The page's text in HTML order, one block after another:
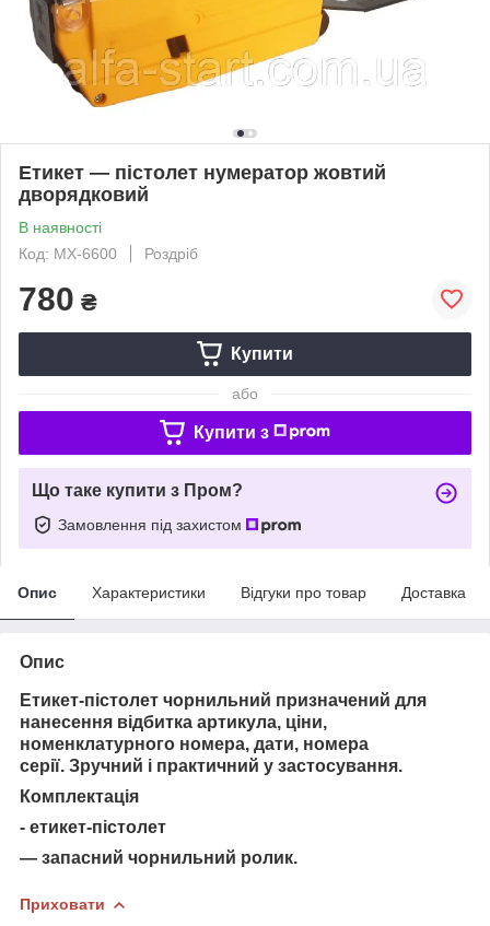
Етикет — пістолет нумератор жовтий
дворядковий
В наявності
Код: МХ-6600
Роздріб
780 ₴
Купити
або
Купити з
Що таке купити з Пром?
Замовлення під захистом
Опис Характеристики Відгуки про товар Доставка
Опис
Етикет-пістолет чорнильний призначений для
нанесення відбитка артикула, ціни,
номенклатурного номера, дати, номера
серії. Зручний і практичний у застосування.
Комплектація
- етикет-пістолет
— запасний чорнильний ролик.
Приховати